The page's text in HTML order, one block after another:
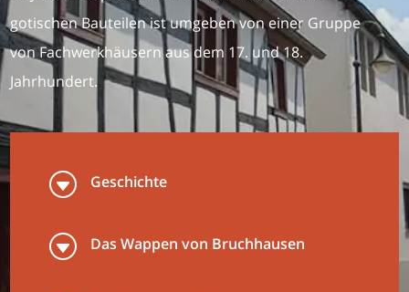
gotischen Bauteilen ist umgeben von einer Gruppe
von Fachwerkhäusern aus dem 17. und 18.
Jahrhundert.
G Geschichte
G Das Wappen von Bruchhausen